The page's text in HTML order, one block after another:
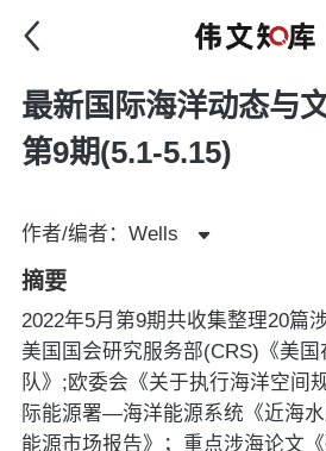
最新国际海洋动态与
第9期(5.1-5.15)
作者/编者：Wells
摘要
2022年5月第9期共收集整理20篇
美国国会研究服务部(CRS)《美
队》;欧委会《关于执行海洋空间
际能源署—海洋能源系统《近海
能源市场报告》；重点涉海论文